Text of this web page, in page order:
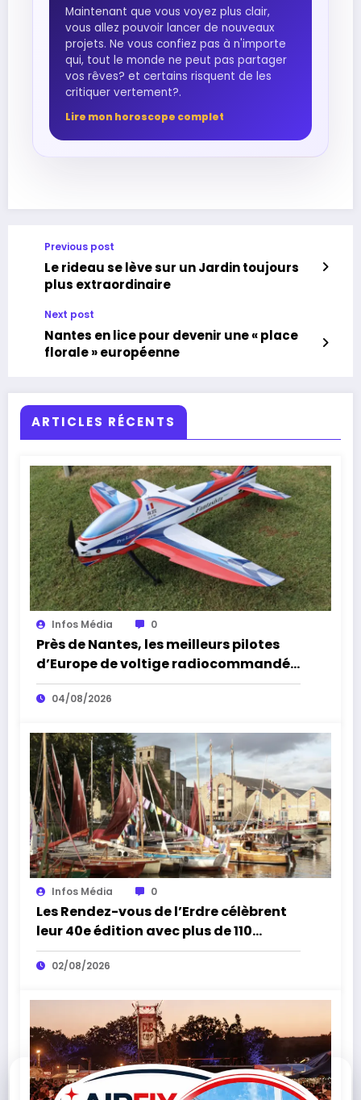
Maintenant que vous voyez plus clair,
vous allez pouvoir lancer de nouveaux
projets. Ne vous confiez pas à n'importe
qui, tout le monde ne peut pas partager
vos rêves? et certains risquent de les
critiquer vertement?.
Lire mon horoscope complet
Previous post
Le rideau se lève sur un Jardin toujours
plus extraordinaire
Next post
Nantes en lice pour devenir une « place
florale » européenne
ARTICLES RÉCENTS
Infos Média 0
Près de Nantes, les meilleurs pilotes
d’Europe de voltige radiocommandée
attendus à Sèvremoine
04/08/2026
Infos Média 0
Les Rendez-vous de l’Erdre célèbrent
leur 40e édition avec plus de 110
concerts
02/08/2026